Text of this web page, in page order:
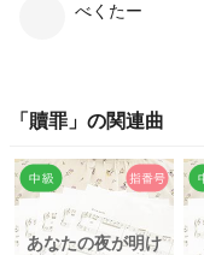
べくたー
「 贖罪 」の関連曲
あなたの夜が明け